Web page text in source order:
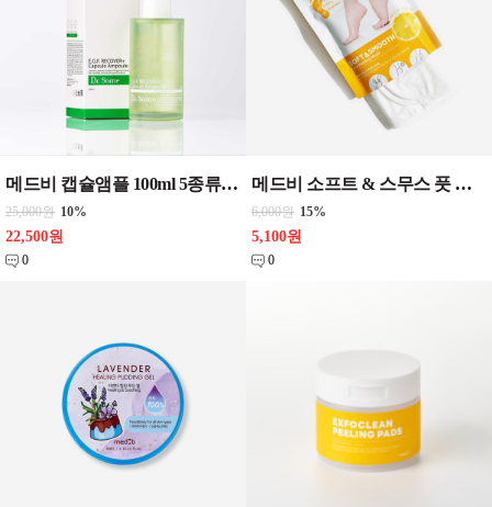
메드비 캡슐앰플 100ml 5종류 / 닥터썸에이지컨트롤 / 닥터썸워터드롭 / 닥터썸E.G.F.리커버 / 닥터썸갈락토미미백 / 닥터썸레드클리어 화장품
25,000원 10%
22,500원
0
메드비 소프트 & 스무스 풋 필링 마스크 17g * 2개 세트 화장품
6,000원 15%
5,100원
0